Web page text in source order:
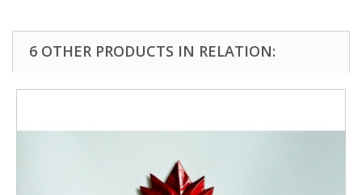
6 OTHER PRODUCTS IN RELATION: